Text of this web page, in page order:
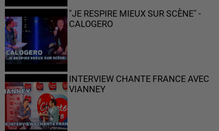
"JE RESPIRE MIEUX SUR SCÈNE" -
CALOGERO
INTERVIEW CHANTE FRANCE AVEC
VIANNEY